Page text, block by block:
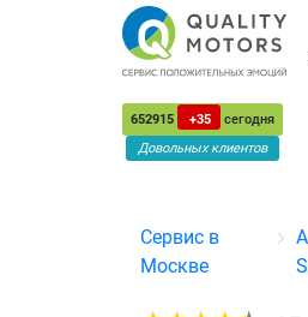
652915 +35
сегодня
Довольных клиентов
Сервис в
Москве